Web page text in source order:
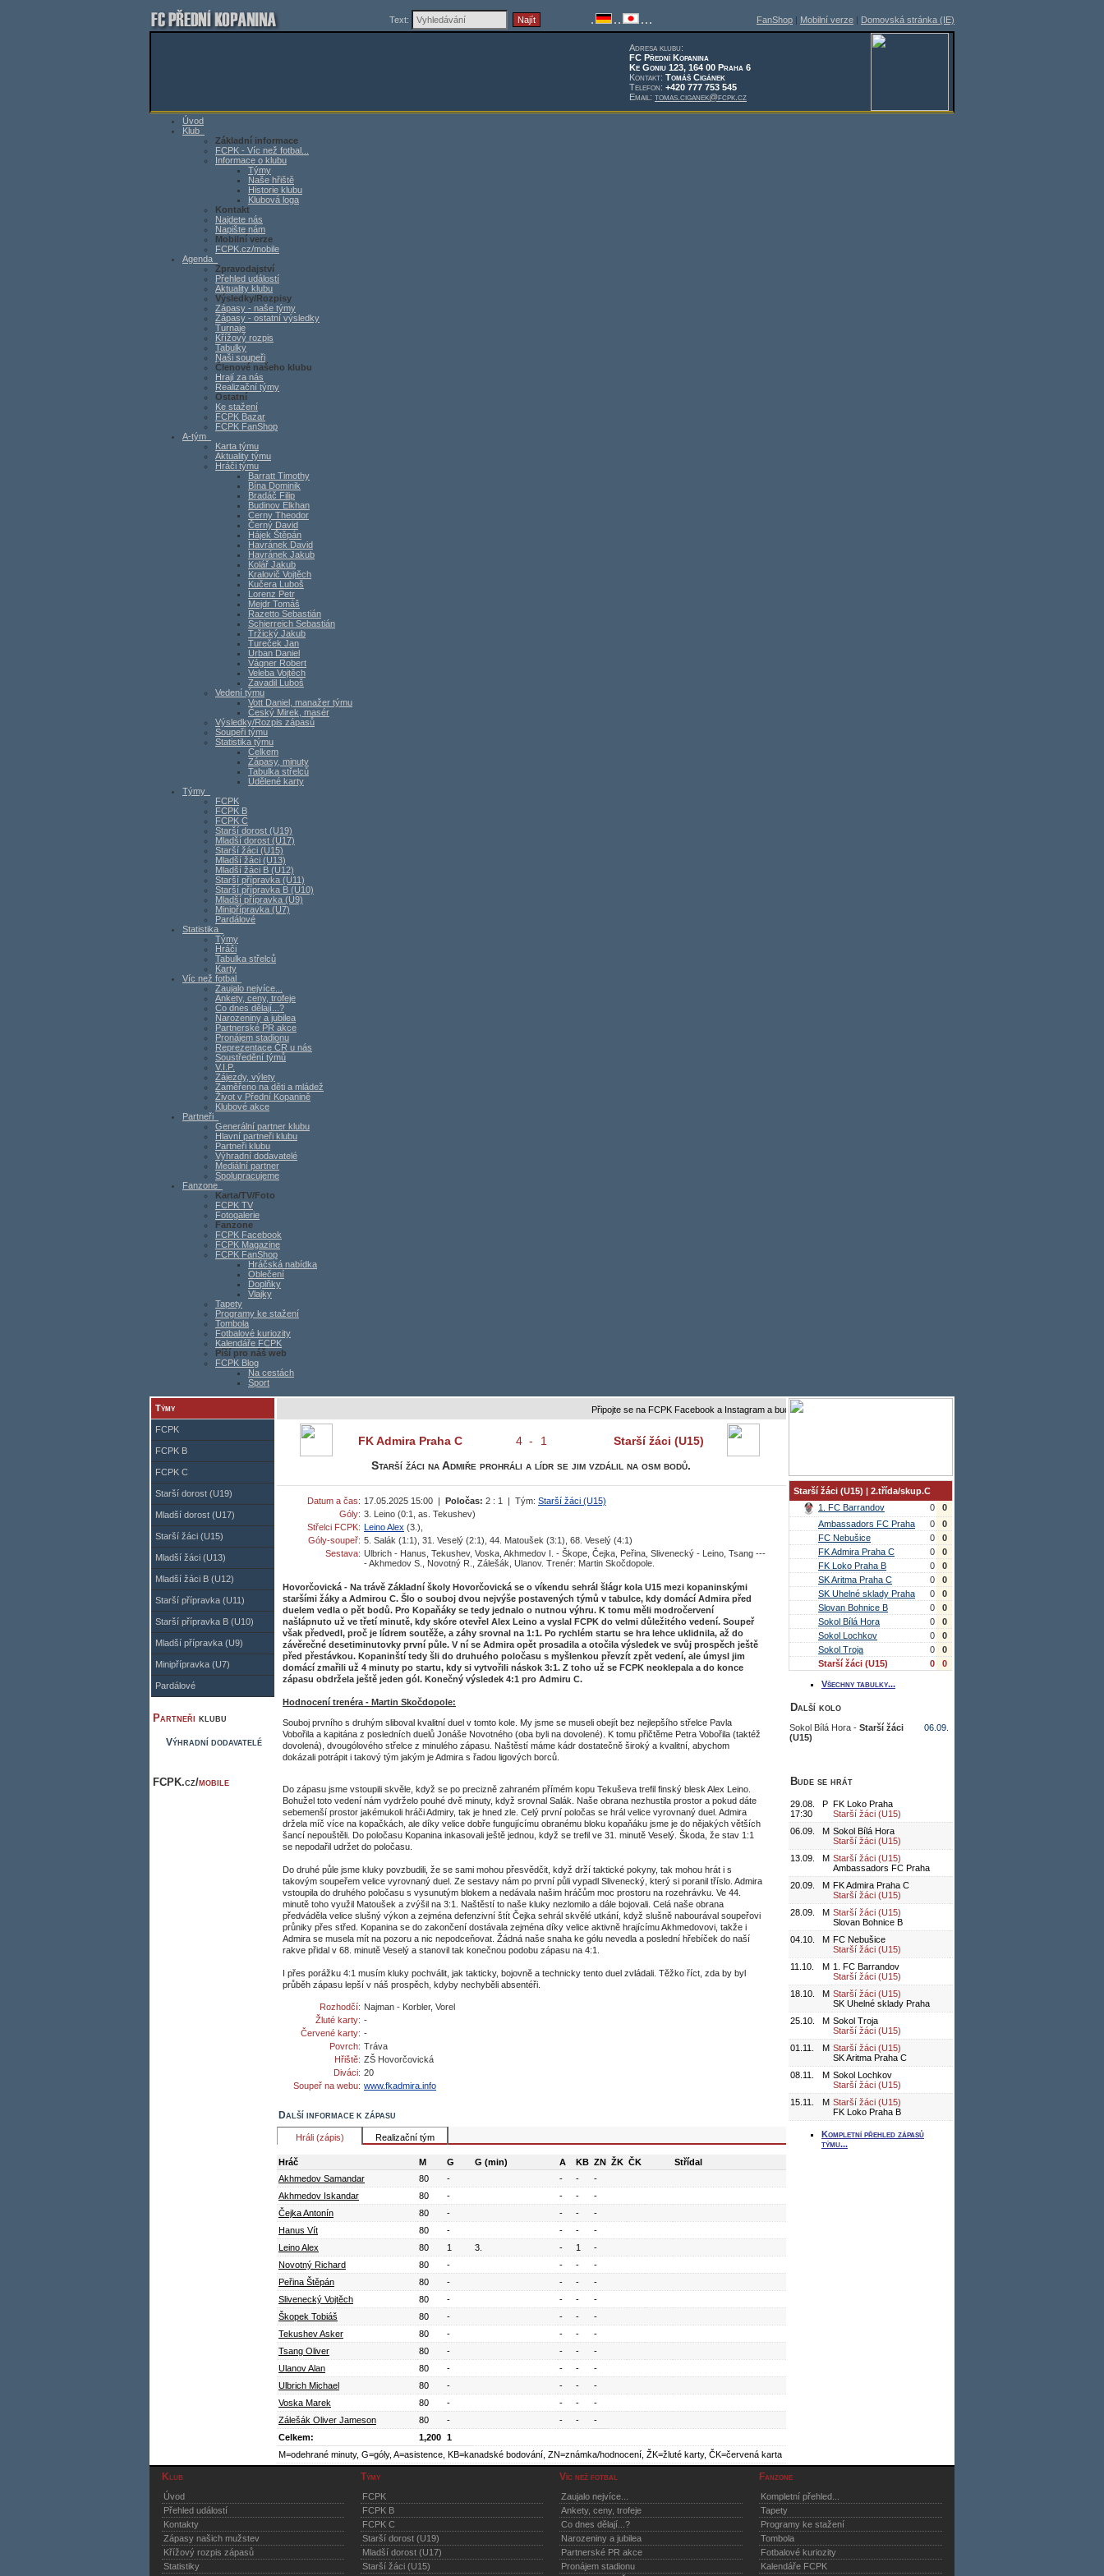
Text: FanShop | Mobilní verze | Domovská stránka (IE)
Adresa klubu:
FC Přední Kopanina
Ke Goniu 123, 164 00 Praha 6
Kontakt: Tomáš Cigánek
Telefon: +420 777 753 545
Email: tomas.ciganek@fcpk.cz
Úvod
Klub
Základní informace
FCPK - Víc než fotbal...
Informace o klubu
Týmy
Naše hřiště
Historie klubu
Klubová loga
Kontakt
Najdete nás
Napište nám
Mobilní verze
FCPK.cz/mobile
Agenda
Zpravodajství
Přehled událostí
Aktuality klubu
Výsledky/Rozpisy
Zápasy - naše týmy
Zápasy - ostatní výsledky
Turnaje
Křížový rozpis
Tabulky
Naši soupeři
Členové našeho klubu
Hrají za nás
Realizační týmy
Ostatní
Ke stažení
FCPK Bazar
FCPK FanShop
A-tým
Karta týmu
Aktuality týmu
Hráči týmu
Barratt Timothy
Bína Dominik
Bradáč Filip
Budinov Elkhan
Cerny Theodor
Černý David
Hájek Štěpán
Havránek David
Havránek Jakub
Kolář Jakub
Kralovič Vojtěch
Kučera Luboš
Lorenz Petr
Mejdr Tomáš
Razetto Sebastián
Schierreich Sebastián
Tržický Jakub
Tureček Jan
Urban Daniel
Vágner Robert
Veleba Vojtěch
Zavadil Luboš
Vedení týmu
Vott Daniel, manažer týmu
Český Mirek, masér
Výsledky/Rozpis zápasů
Soupeři týmu
Statistika týmu
Celkem
Zápasy, minuty
Tabulka střelců
Udělené karty
Týmy
FCPK
FCPK B
FCPK C
Starší dorost (U19)
Mladší dorost (U17)
Starší žáci (U15)
Mladší žáci (U13)
Mladší žáci B (U12)
Starší přípravka (U11)
Starší přípravka B (U10)
Mladší přípravka (U9)
Minipřípravka (U7)
Pardálové
Statistika
Týmy
Hráči
Tabulka střelců
Karty
Víc než fotbal
Zaujalo nejvíce...
Ankety, ceny, trofeje
Co dnes dělají...?
Narozeniny a jubilea
Partnerské PR akce
Pronájem stadionu
Reprezentace ČR u nás
Soustředění týmů
V.I.P.
Zájezdy, výlety
Zaměřeno na děti a mládež
Život v Přední Kopanině
Klubové akce
Partneři
Generální partner klubu
Hlavní partneři klubu
Partneři klubu
Výhradní dodavatelé
Mediální partner
Spolupracujeme
Fanzone
Karta/TV/Foto
FCPK TV
Fotogalerie
Fanzone
FCPK Facebook
FCPK Magazine
FCPK FanShop
Hráčská nabídka
Oblečení
Doplňky
Vlajky
Tapety
Programy ke stažení
Tombola
Fotbalové kuriozity
Kalendáře FCPK
Píší pro náš web
FCPK Blog
Na cestách
Sport
Týmy
FCPK
FCPK B
FCPK C
Starší dorost (U19)
Mladší dorost (U17)
Starší žáci (U15)
Mladší žáci (U13)
Mladší žáci B (U12)
Starší přípravka (U11)
Starší přípravka B (U10)
Mladší přípravka (U9)
Minipřípravka (U7)
Pardálové
Partneři klubu
Výhradní dodavatelé
FCPK.cz/mobile
Připojte se na FCPK Facebook a Instagram a buďte s námi online...
FK Admira Praha C 4 - 1
Starší žáci (U15)
Starší žáci na Admiře prohráli a lídr se jim vzdálil na osm bodů.
Datum a čas: 17.05.2025 15:00 | Poločas: 2 : 1 | Tým: Starší žáci (U15)
Góly: 3. Leino (0:1, as. Tekushev)
Střelci FCPK: Leino Alex (3.),
Góly-soupeř: 5. Salák (1:1), 31. Veselý (2:1), 44. Matoušek (3:1), 68. Veselý (4:1)
Sestava: Ulbrich - Hanus, Tekushev, Voska, Akhmedov I. - Škope, Čejka, Peřina, Slivenecký - Leino, Tsang ---
- Akhmedov S., Novotný R., Zálešák, Ulanov. Trenér: Martin Skočdopole.
Hovorčovická - Na trávě Základní školy Hovorčovická se o víkendu sehrál šlágr kola U15 mezi kopaninskými
staršími žáky a Admirou C. Šlo o souboj dvou nejvýše postavených týmů v tabulce, kdy domácí Admira před
duelem vedla o pět bodů. Pro Kopaňáky se tedy jednalo o nutnou výhru. K tomu měli modročervení
našlápnuto už ve třetí minutě, kdy skóre otevřel Alex Leino a vyslal FCPK do velmi důležitého vedení. Soupeř
však předvedl, proč je lídrem soutěže, a záhy srovnal na 1:1. Po rychlém startu se hra lehce uklidnila, až do
závěrečné desetiminutovky první půle. V ní se Admira opět prosadila a otočila výsledek ve svůj prospěch ještě
před přestávkou. Kopaninští tedy šli do druhuého poločasu s myšlenkou převzít zpět vedení, ale úmysl jim
domácí zmařili už 4 minuty po startu, kdy si vytvořili náskok 3:1. Z toho už se FCPK neoklepala a do konce
zápasu obdržela ještě jeden gól. Konečný výsledek 4:1 pro Admiru C.
Hodnocení trenéra - Martin Skočdopole:
Souboj prvního s druhým sliboval kvalitní duel v tomto kole. My jsme se museli obejít bez nejlepšího střelce Pavla
Vobořila a kapitána z posledních duelů Jonáše Novotného (oba byli na dovolené). K tomu přičtěme Petra Vobořila (taktéž
dovolená), dvougólového střelce z minulého zápasu. Naštěstí máme kádr dostatečně široký a kvalitní, abychom
dokázali potrápit i takový tým jakým je Admira s řadou ligových borců.
Do zápasu jsme vstoupili skvěle, když se po precizně zahraném přímém kopu Tekuševa trefil finský blesk Alex Leino.
Bohužel toto vedení nám vydrželo pouhé dvě minuty, když srovnal Salák. Naše obrana nezhustila prostor a pokud dáte
sebemenší prostor jakémukoli hráči Admiry, tak je hned zle. Celý první poločas se hrál velice vyrovnaný duel. Admira
držela míč více na kopačkách, ale díky velice dobře fungujícímu obranému bloku kopaňáku jsme je do nějakých větších
šancí nepouštěli. Do poločasu Kopanina inkasovali ještě jednou, když se trefil ve 31. minutě Veselý. Škoda, že stav 1:1
se nepodařil udržet do poločasu.
Do druhé půle jsme kluky povzbudili, že se sami mohou přesvědčit, když drží taktické pokyny, tak mohou hrát i s
takovým soupeřem velice vyrovnaný duel. Ze sestavy nám po první půli vypadl Slivenecký, který si poranil tříslo. Admira
vstoupila do druhého poločasu s vysunutým blokem a nedávala našim hráčům moc prostoru na rozehrávku. Ve 44.
minutě toho využil Matoušek a zvýšil na 3:1. Naštěstí to naše kluky nezlomilo a dále bojovali. Celá naše obrana
předváděla velice slušný výkon a zejména defenzivní štít Čejka sehrál skvělé utkání, když slušně nabourával soupeřovi
průniky přes střed. Kopanina se do zakončení dostávala zejména díky velice aktivně hrajícímu Akhmedovovi, takže i
Admira se musela mít na pozoru a nic nepodceňovat. Žádná naše snaha ke gólu nevedla a poslední hřebíček do naší
rakve přidal v 68. minutě Veselý a stanovil tak konečnou podobu zápasu na 4:1.
I přes porážku 4:1 musím kluky pochválit, jak takticky, bojovně a technicky tento duel zvládali. Těžko říct, zda by byl
průběh zápasu lepší v náš prospěch, kdyby nechyběli absentéři.
Rozhodčí: Najman - Korbler, Vorel
Žluté karty: -
Červené karty: -
Povrch: Tráva
Hřiště: ZŠ Hovorčovická
Diváci: 20
Soupeř na webu: www.fkadmira.info
Další informace k zápasu
Hráli (zápis) Realizační tým
Hráč M G G (min) A KB ZN ŽK ČK
Střídal
Akhmedov Samandar
80 - - -
-
Akhmedov Iskandar
80 - - -
-
Čejka Antonín
80 - - -
-
Hanus Vít
80 - - -
-
Leino Alex
80 1 3. - 1
-
Novotný Richard
80 - - -
-
Peřina Štěpán
80 - - -
-
Slivenecký Vojtěch
80 - - -
-
Škopek Tobiáš
80 - - -
-
Tekushev Asker
80 - - -
-
Tsang Oliver
80 - - -
-
Ulanov Alan
80 - - -
-
Ulbrich Michael
80 - - -
-
Voska Marek
80 - - -
-
Zálešák Oliver Jameson
80 - - -
-
Celkem:
1,200 1
M=odehrané minuty, G=góly, A=asistence, KB=kanadské bodování, ZN=známka/hodnocení, ŽK=žluté karty, ČK=červená karta
Starší žáci (U15) | 2.třída/skup.C
1. FC Barrandov
0
0
Ambassadors FC Praha
0
0
FC Nebušice
0
0
FK Admira Praha C
0
0
FK Loko Praha B
0
0
SK Aritma Praha C
0
0
SK Uhelné sklady Praha
0
0
Slovan Bohnice B
0
0
Sokol Bílá Hora
0
0
Sokol Lochkov
0
0
Sokol Troja
0
0
Starší žáci (U15)
0 0
Všechny tabulky...
Další kolo
Sokol Bílá Hora - Starší žáci
(U15)
06.09.
Bude se hrát
29.08.
17:30
P FK Loko Praha
Starší žáci (U15)
06.09.
M Sokol Bílá Hora
Starší žáci (U15)
13.09.
M Starší žáci (U15)
Ambassadors FC Praha
20.09.
M FK Admira Praha C
Starší žáci (U15)
28.09.
M Starší žáci (U15)
Slovan Bohnice B
04.10.
M FC Nebušice
Starší žáci (U15)
11.10.
M 1. FC Barrandov
Starší žáci (U15)
18.10.
M Starší žáci (U15)
SK Uhelné sklady Praha
25.10.
M Sokol Troja
Starší žáci (U15)
01.11.
M Starší žáci (U15)
SK Aritma Praha C
08.11.
M Sokol Lochkov
Starší žáci (U15)
15.11.
M Starší žáci (U15)
FK Loko Praha B
Kompletní přehled zápasů
týmu...
Klub
Úvod
Přehled událostí
Kontakty
Zápasy našich mužstev
Křížový rozpis zápasů
Statistiky
Týmy
FCPK
FCPK B
FCPK C
Starší dorost (U19)
Mladší dorost (U17)
Starší žáci (U15)
Víc než fotbal
Zaujalo nejvíce...
Ankety, ceny, trofeje
Co dnes dělají...?
Narozeniny a jubilea
Partnerské PR akce
Pronájem stadionu
Fanzone
Kompletní přehled...
Tapety
Programy ke stažení
Tombola
Fotbalové kuriozity
Kalendáře FCPK